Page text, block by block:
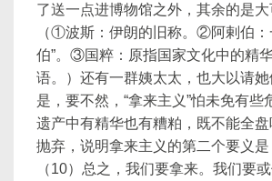
了送一点进博物馆之外，其余的是大
（①波斯：伊朗的旧称。②阿剌伯：
伯”。③国粹：原指国家文化中的精
语。）还有一群姨太太，也大以请
是，要不然，“拿来主义”怕未免有些
遗产中有精华也有糟粕，既不能全
抛弃，说明拿来主义的第二个要义是
（10）总之，我们要拿来。我们要